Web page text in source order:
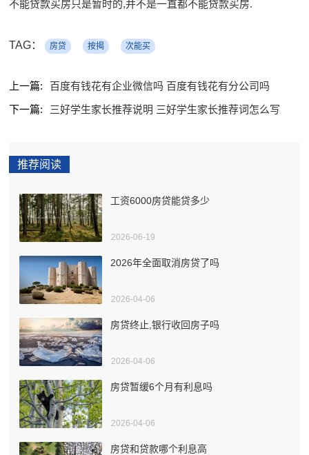
不能贷款买房只是暂时的,并不是一直都不能贷款买房.
TAG： 房贷 按揭 次能买
上一篇:
百度有钱花有企业微信吗 百度有钱花有分公司吗
下一篇:
三好学生家长推荐说明 三好学生家长推荐词怎么写
推荐阅读
工资6000房贷能贷多少
2026-06-19
2026年全面取消房贷了吗
2026-04-06
房贷终止,银行收回房子吗
2026-04-06
房贷暂缓6个月有利息吗
2026-04-06
房贷和贷款哪个利息高